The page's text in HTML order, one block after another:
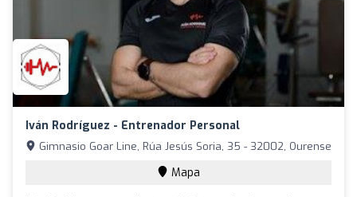
Iván Rodríguez - Entrenador Personal
Gimnasio Goar Line, Rúa Jesús Soria, 35 - 32002, Ourense
Mapa